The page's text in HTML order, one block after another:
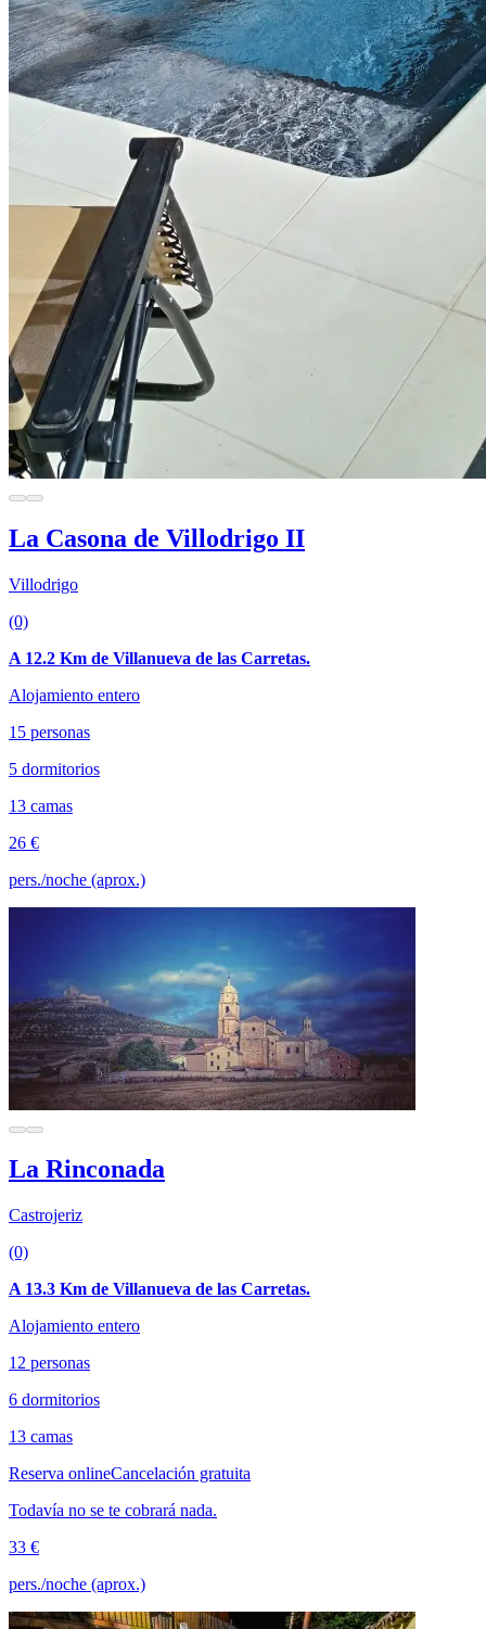
La Casona de Villodrigo II
Villodrigo
(0)
A 12.2 Km de Villanueva de las Carretas.
Alojamiento entero
15 personas
5 dormitorios
13 camas
26 €
pers./noche (aprox.)
La Rinconada
Castrojeriz
(0)
A 13.3 Km de Villanueva de las Carretas.
Alojamiento entero
12 personas
6 dormitorios
13 camas
Reserva onlineCancelación gratuita
Todavía no se te cobrará nada.
33 €
pers./noche (aprox.)